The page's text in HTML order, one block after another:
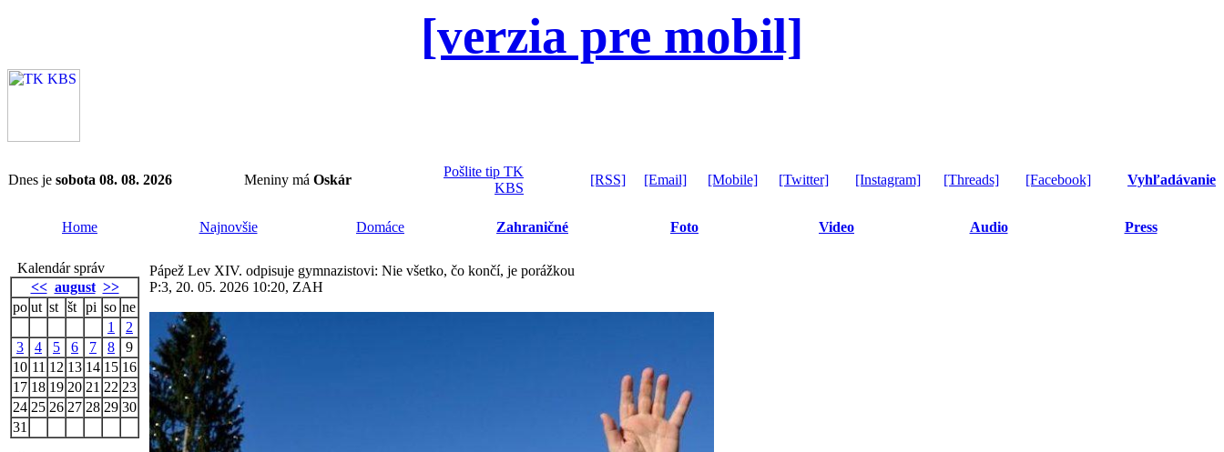
[verzia pre mobil]
Dnes je sobota 08. 08. 2026 Meniny má Oskár
Pošlite tip TK
KBS
[RSS] [Email] [Mobile] [Twitter] [Instagram] [Threads] [Facebook] Vyhľadávanie
Home Najnovšie Domáce Zahraničné Foto Video Audio Press
Kalendár správ
<< august >>
po ut st št pi so ne
1
2
3
4 5 6 7 8
9
10 11 12 13 14 15 16
17 18 19 20 21 22 23
24 25 26 27 28 29 30
31
Pápež Lev XIV. odpisuje gymnazistovi: Nie všetko, čo končí, je porážkou
P:3, 20. 05. 2026 10:20, ZAH